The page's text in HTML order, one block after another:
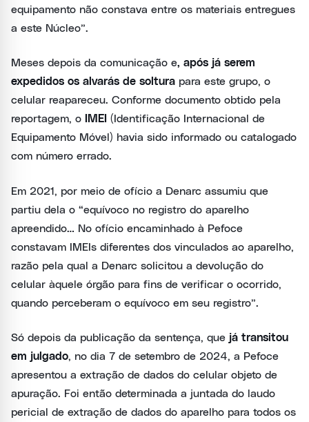
equipamento não constava entre os materiais entregues
a este Núcleo”.
Meses depois da comunicação e, após já serem
expedidos os alvarás de soltura para este grupo, o
celular reapareceu. Conforme documento obtido pela
reportagem, o IMEI (Identificação Internacional de
Equipamento Móvel) havia sido informado ou catalogado
com número errado.
Em 2021, por meio de ofício a Denarc assumiu que
partiu dela o “equívoco no registro do aparelho
apreendido… No ofício encaminhado à Pefoce
constavam IMEIs diferentes dos vinculados ao aparelho,
razão pela qual a Denarc solicitou a devolução do
celular àquele órgão para fins de verificar o ocorrido,
quando perceberam o equívoco em seu registro”.
Só depois da publicação da sentença, que já transitou
em julgado , no dia 7 de setembro de 2024, a Pefoce
apresentou a extração de dados do celular objeto de
apuração. Foi então determinada a juntada do laudo
pericial de extração de dados do aparelho para todos os